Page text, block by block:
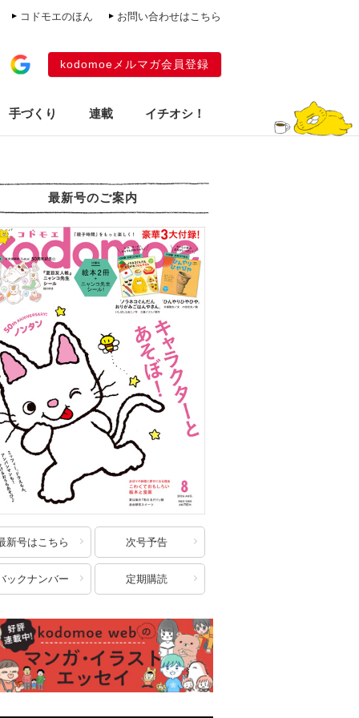
コドモエのほん お問い合わせはこちら
kodomoeメルマガ会員登録
手づくり 連載 イチオシ！
最新号のご案内
新号はこちら 次号予告
ックナンバー 定期購読